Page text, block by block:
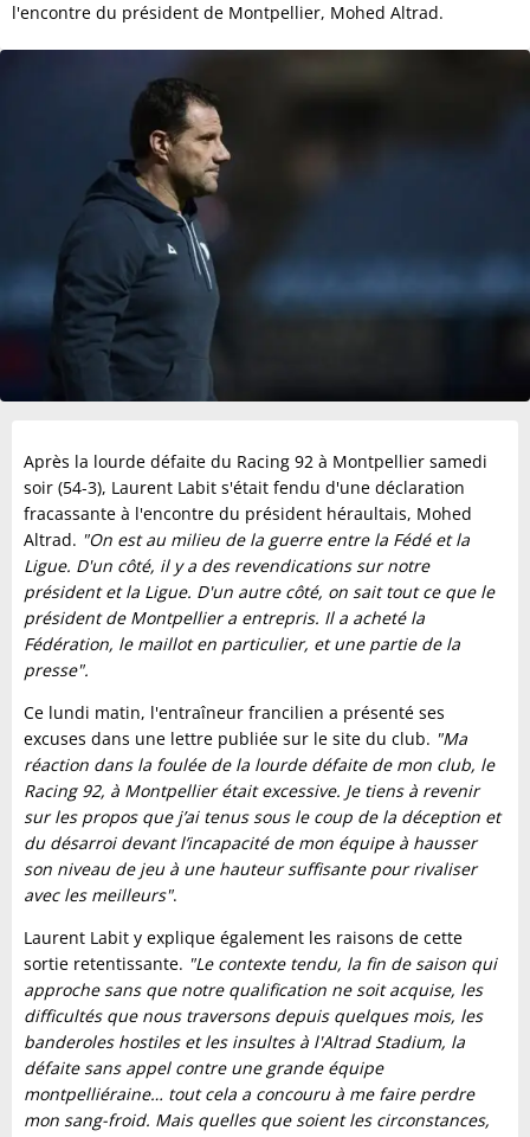
l'encontre du président de Montpellier, Mohed Altrad.
Après la lourde défaite du Racing 92 à Montpellier samedi
soir (54-3), Laurent Labit s'était fendu d'une déclaration
fracassante à l'encontre du président héraultais, Mohed
Altrad. "On est au milieu de la guerre entre la Fédé et la
Ligue. D'un côté, il y a des revendications sur notre
président et la Ligue. D'un autre côté, on sait tout ce que le
président de Montpellier a entrepris. Il a acheté la
Fédération, le maillot en particulier, et une partie de la
presse".
Ce lundi matin, l'entraîneur francilien a présenté ses
excuses dans une lettre publiée sur le site du club. "Ma
réaction dans la foulée de la lourde défaite de mon club, le
Racing 92, à Montpellier était excessive. Je tiens à revenir
sur les propos que j’ai tenus sous le coup de la déception et
du désarroi devant l’incapacité de mon équipe à hausser
son niveau de jeu à une hauteur suffisante pour rivaliser
avec les meilleurs".
Laurent Labit y explique également les raisons de cette
sortie retentissante. "Le contexte tendu, la fin de saison qui
approche sans que notre qualification ne soit acquise, les
difficultés que nous traversons depuis quelques mois, les
banderoles hostiles et les insultes à l'Altrad Stadium, la
défaite sans appel contre une grande équipe
montpelliéraine… tout cela a concouru à me faire perdre
mon sang-froid. Mais quelles que soient les circonstances,